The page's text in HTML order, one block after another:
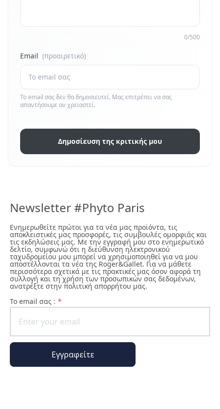
0/500
Email (προαιρετικό)
Το email σας δεν θα δημοσιευτεί. Μας επιτρέπει να σας
απαντήσουμε αν χρειαστεί.
Δημοσίευση της κριτικής μου
Newsletter #Phyto Paris
Ενημερωθείτε πρώτοι για τα νέα μας προϊόντα, τις
αποκλειστικές μας προσφορές, τις συμβουλές ομορφιάς και
τις εκδηλώσεις μας. Με την εγγραφή μου στο ενημερωτικό
δελτίο, συμφωνώ ότι η διεύθυνση ηλεκτρονικού
ταχυδρομείου μου μπορεί να χρησιμοποιηθεί για να μου
αποστέλλονται τα νέα της Roger&Gallet. Για να μάθετε
περισσότερα σχετικά με τις πρακτικές μας όσον αφορά τη
συλλογή και τη χρήση των προσωπικών σας δεδομένων,
ανατρέξτε στην πολιτική απορρήτου μας.
To email σας : *
Εγγραφείτε